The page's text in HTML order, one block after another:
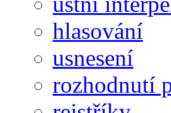
hlasování
usnesení
rozhodnutí